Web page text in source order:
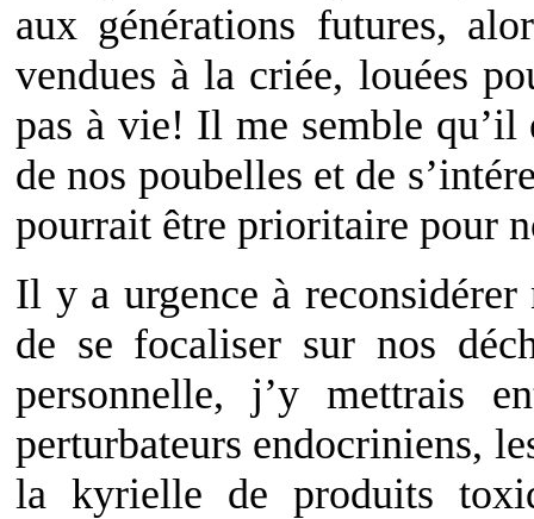
aux générations futures,
vendues à la criée, louées
pas à vie! Il me semble qu’il
de nos poubelles et de
pourrait être prioritaire pour
Il y a urgence à reconsidérer
de se focaliser sur nos
personnelle, j’y mettrais
perturbateurs endocriniens,
la kyrielle de produits